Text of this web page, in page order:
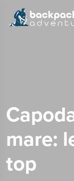
mare:
top